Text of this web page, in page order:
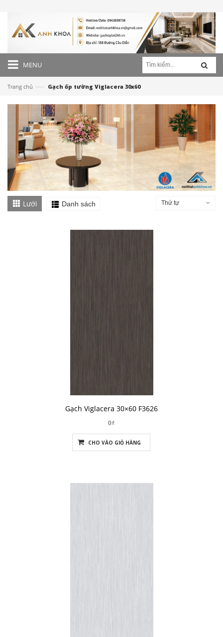
MENU
Trang chủ —› Gạch ốp tường Viglacera 30x60
Lưới Danh sách Thứ tự
Gạch Viglacera 30×60 F3626
0₫
CHO VÀO GIỎ HÀNG